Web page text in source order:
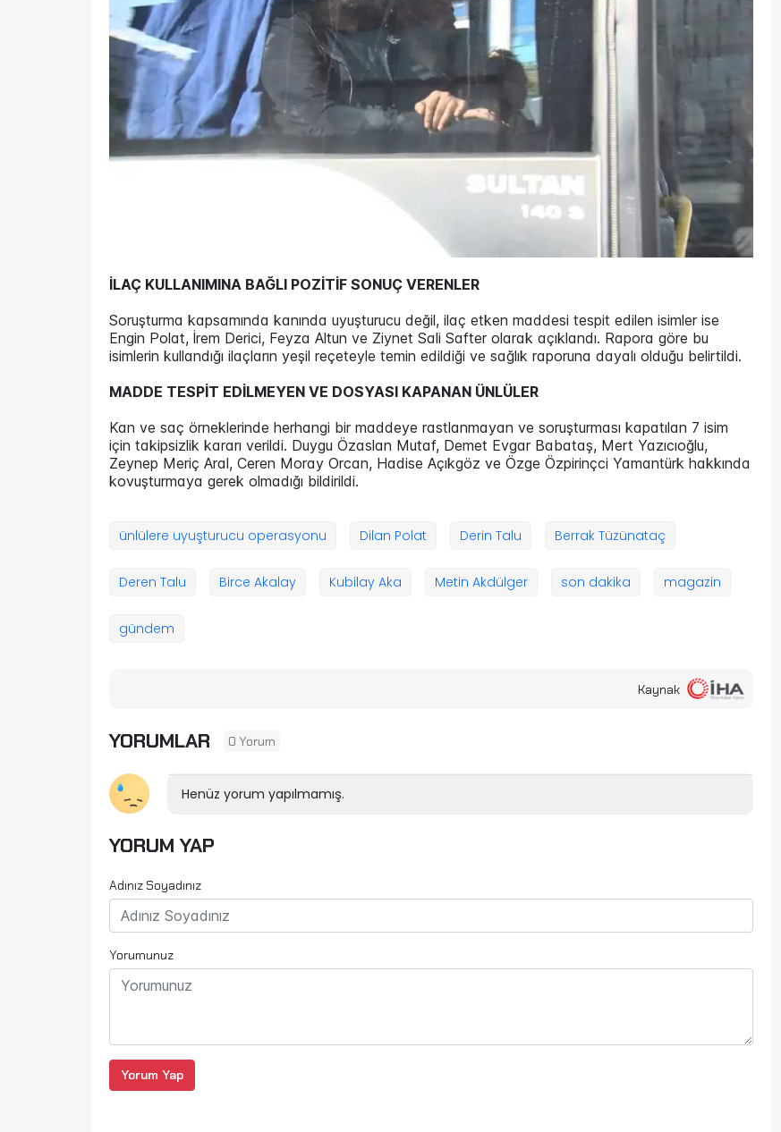
İLAÇ KULLANIMINA BAĞLI POZİTİF SONUÇ VERENLER
Soruşturma kapsamında kanında uyuşturucu değil, ilaç etken maddesi tespit edilen isimler ise
Engin Polat, İrem Derici, Feyza Altun ve Ziynet Sali Safter olarak açıklandı. Rapora göre bu
isimlerin kullandığı ilaçların yeşil reçeteyle temin edildiği ve sağlık raporuna dayalı olduğu belirtildi.
MADDE TESPİT EDİLMEYEN VE DOSYASI KAPANAN ÜNLÜLER
Kan ve saç örneklerinde herhangi bir maddeye rastlanmayan ve soruşturması kapatılan 7 isim
için takipsizlik kararı verildi. Duygu Özaslan Mutaf, Demet Evgar Babataş, Mert Yazıcıoğlu,
Zeynep Meriç Aral, Ceren Moray Orcan, Hadise Açıkgöz ve Özge Özpirinçci Yamantürk hakkında
kovuşturmaya gerek olmadığı bildirildi.
ünlülere uyuşturucu operasyonu Dilan Polat Derin Talu Berrak Tüzünataç
Deren Talu Birce Akalay Kubilay Aka Metin Akdülger son dakika magazin
gündem
Kaynak
YORUMLAR 0 Yorum
Henüz yorum yapılmamış.
YORUM YAP
Adınız Soyadınız
Yorumunuz
Yorum Yap